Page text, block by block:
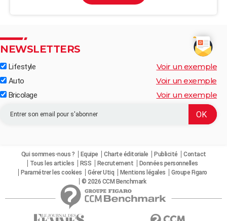
NEWSLETTERS
Lifestyle Voir un exemple
Auto Voir un exemple
Bricolage Voir un exemple
Qui sommes-nous ? Equipe Charte éditoriale Publicité
Contact
Tous les articles
RSS Recrutement
Données personnelles
Paramétrer les cookies
Gérer Utiq Mentions légales
Groupe Figaro
© 2026 CCM Benchmark